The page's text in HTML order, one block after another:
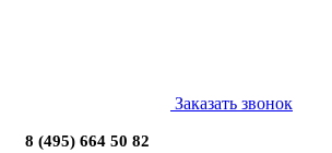
Заказать звонок
8 (495) 664 50 82